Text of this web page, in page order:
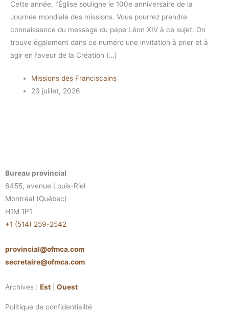
Cette année, l’Église souligne le 100e anniversaire de la
Journée mondiale des missions. Vous pourrez prendre
connaissance du message du pape Léon XIV à ce sujet. On
trouve également dans ce numéro une invitation à prier et à
agir en faveur de la Création (…)
Missions des Franciscains
23 juillet, 2026
Bureau provincial
6455, avenue Louis-Riel
Montréal (Québec)
H1M 1P1
+1 (514) 259-2542
provincial@ofmca.com
secretaire@ofmca.com
Archives : Est Ouest
Politique de confidentialité